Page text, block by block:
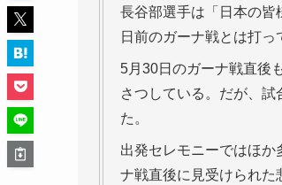
長谷部選手は「日本の皆
日前のガーナ戦とは打っ
5月30日のガーナ戦直後
さつしている。だが、
た。
出発セレモニーではほ
ナ戦直後に見受けられた